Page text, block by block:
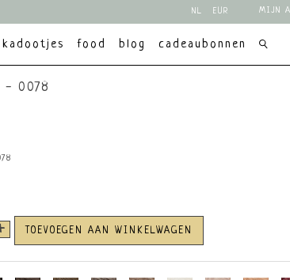
NL
EUR
MIJN
kadootjes food blog cadeaubonnen
- 0078
TOEVOEGEN AAN WINKELWAGEN